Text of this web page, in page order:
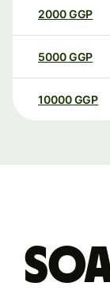
2000GGP
5000GGP
10000 GGP